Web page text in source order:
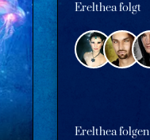
Erelthea folgt
Erelthea folgen